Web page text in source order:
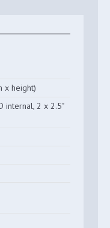
x height)
internal, 2 x 2.5"